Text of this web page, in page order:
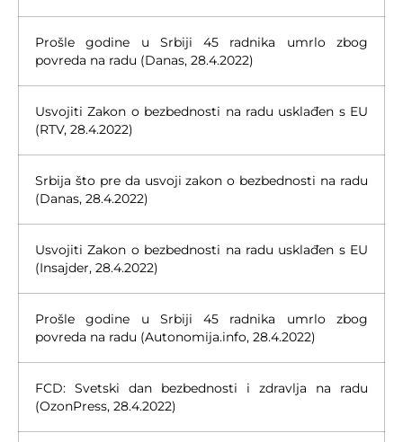
Prošle godine u Srbiji 45 radnika umrlo zbog
povreda na radu (Danas, 28.4.2022)
Usvojiti Zakon o bezbednosti na radu usklađen s EU
(RTV, 28.4.2022)
Srbija što pre da usvoji zakon o bezbednosti na radu
(Danas, 28.4.2022)
Usvojiti Zakon o bezbednosti na radu usklađen s EU
(Insajder, 28.4.2022)
Prošle godine u Srbiji 45 radnika umrlo zbog
povreda na radu (Autonomija.info, 28.4.2022)
FCD: Svetski dan bezbednosti i zdravlja na radu
(OzonPress, 28.4.2022)